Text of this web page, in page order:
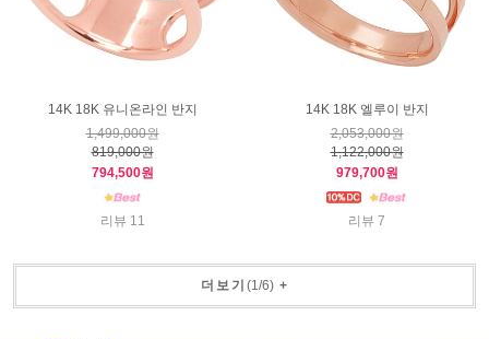
14K 18K 유니온라인 반지
1,499,000원
819,000원
794,500원
리뷰 11
14K 18K 엘루이 반지
2,053,000원
1,122,000원
979,700원
리뷰 7
더보기 (1/6)+